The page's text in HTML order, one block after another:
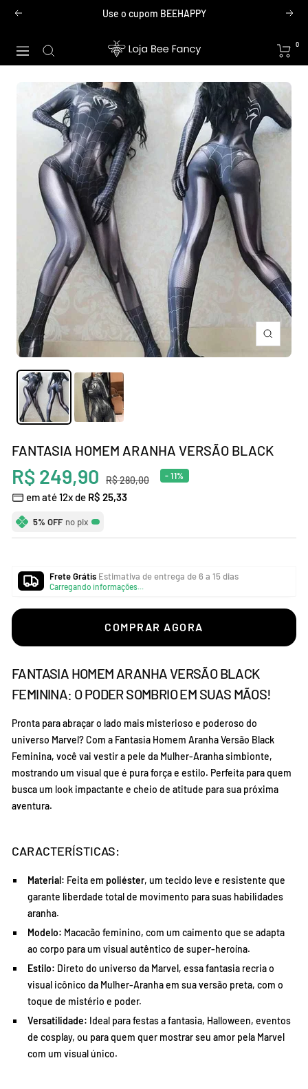
Pular
conteúdo
Anterior Use o cupom BEEHAPPY
Navegação
Loja
Bee
0
Zoom
FANTASIA HOMEM ARANHA VERSÃO BLACK
Preço
promocional
R$ 249,90
Preço
normal
R$ 280,00 - 11%
em até 12x de R$ 25,33
5% OFF no pix
Frete Grátis Estimativa de entrega de 6 a 15 dias
Carregando informações...
COMPRAR AGORA
FANTASIA HOMEM ARANHA VERSÃO BLACK
FEMININA: O PODER SOMBRIO EM SUAS MÃOS!
Pronta para abraçar o lado mais misterioso e poderoso do
universo Marvel? Com a Fantasia Homem Aranha Versão Black
Feminina, você vai vestir a pele da Mulher-Aranha simbionte,
mostrando um visual que é pura força e estilo. Perfeita para quem
busca um look impactante e cheio de atitude para sua próxima
aventura.
CARACTERÍSTICAS:
Material: Feita em poliéster, um tecido leve e resistente que
garante liberdade total de movimento para suas habilidades
aranha.
Modelo: Macacão feminino, com um caimento que se adapta
ao corpo para um visual autêntico de super-heroína.
Estilo: Direto do universo da Marvel, essa fantasia recria o
visual icônico da Mulher-Aranha em sua versão preta, com o
toque de mistério e poder.
Versatilidade: Ideal para festas a fantasia, Halloween, eventos
de cosplay, ou para quem quer mostrar seu amor pela Marvel
com um visual único.